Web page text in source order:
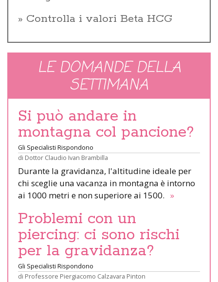
Controlla i valori Beta HCG
LE DOMANDE DELLA
SETTIMANA
Si può andare in
montagna col pancione?
Gli Specialisti Rispondono
di Dottor Claudio Ivan Brambilla
Durante la gravidanza, l'altitudine ideale per
chi sceglie una vacanza in montagna è intorno
ai 1000 metri e non superiore ai 1500. »
Problemi con un
piercing: ci sono rischi
per la gravidanza?
Gli Specialisti Rispondono
di Professore Piergiacomo Calzavara Pinton